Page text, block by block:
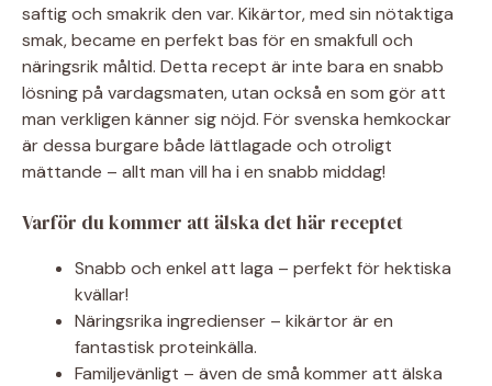
saftig och smakrik den var. Kikärtor, med sin nötaktiga
smak, became en perfekt bas för en smakfull och
näringsrik måltid. Detta recept är inte bara en snabb
lösning på vardagsmaten, utan också en som gör att
man verkligen känner sig nöjd. För svenska hemkockar
är dessa burgare både lättlagade och otroligt
mättande – allt man vill ha i en snabb middag!
Varför du kommer att älska det här receptet
Snabb och enkel att laga – perfekt för hektiska
kvällar!
Näringsrika ingredienser – kikärtor är en
fantastisk proteinkälla.
Familjevänligt – även de små kommer att älska